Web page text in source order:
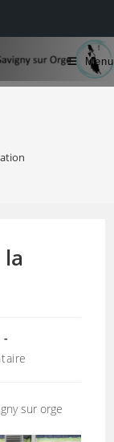
Menu
sur orge